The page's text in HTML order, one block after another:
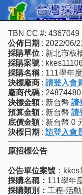
TBN CC #: 4367049
公佈日期 : 2022/06/
採購單位 : 新北市板
採購案號 :
採購名稱 : 111學年
決標廠商 : 請登入會
廠商代碼 : 24874480
決標金額 : 新台幣 請
預算金額 : 新台幣 請
底價金額 : 新台幣 0
決標日期 : 請登入會
原招標公告
公告單位案號 ：
採購名稱： 111學年
採購類別： 工程-活